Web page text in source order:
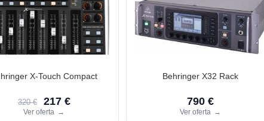
X-Touch Compact
320 € 217 €
Ver oferta →
Behringer X32 Rack
790 €
Ver oferta →